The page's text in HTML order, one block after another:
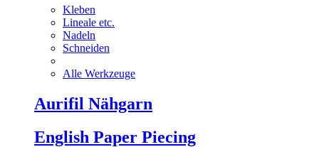
Kleben
Lineale etc.
Nadeln
Schneiden
Alle Werkzeuge
Aurifil Nähgarn
English Paper Piecing